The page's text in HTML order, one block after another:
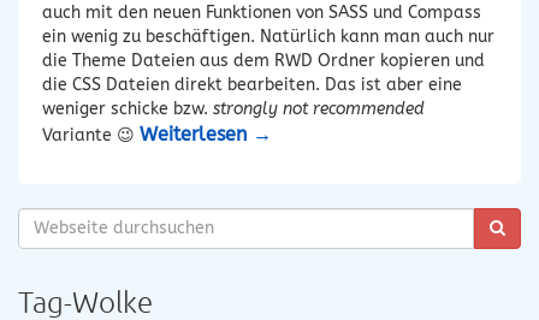
auch mit den neuen Funktionen von SASS und Compass
ein wenig zu beschäftigen. Natürlich kann man auch nur
die Theme Dateien aus dem RWD Ordner kopieren und
die CSS Dateien direkt bearbeiten. Das ist aber eine
weniger schicke bzw. strongly not recommended
Variante 😉 Weiterlesen →
Tag-Wolke